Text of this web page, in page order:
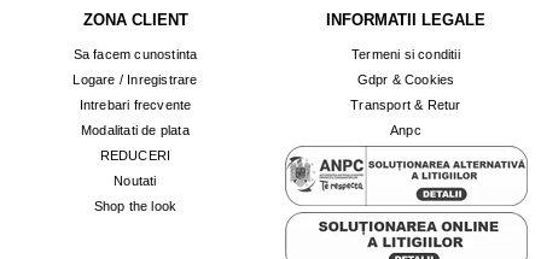
ZONA CLIENT
Sa facem cunostinta
Logare / Inregistrare
Intrebari frecvente
Modalitati de plata
REDUCERI
Noutati
Shop the look
INFORMATII LEGALE
Termeni si conditii
Gdpr & Cookies
Transport & Retur
Anpc